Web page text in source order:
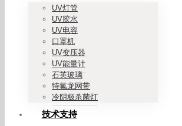
UV灯管
UV胶水
UV电容
口罩机
UV变压器
UV能量计
石英玻璃
特氟龙网带
冷阴极杀菌灯
技术支持